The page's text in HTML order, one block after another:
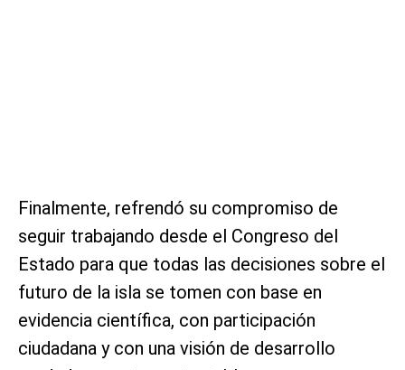
Finalmente, refrendó su compromiso de
seguir trabajando desde el Congreso del
Estado para que todas las decisiones sobre el
futuro de la isla se tomen con base en
evidencia científica, con participación
ciudadana y con una visión de desarrollo